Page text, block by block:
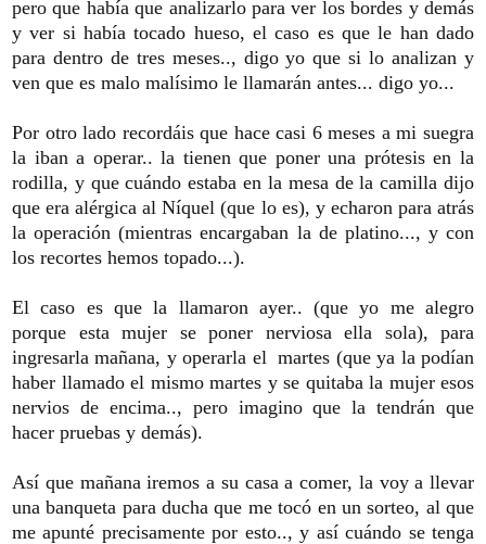
pero que había que analizarlo para ver los bordes y demás
y ver si había tocado hueso, el caso es que le han dado
para dentro de tres meses.., digo yo que si lo analizan y
ven que es malo malísimo le llamarán antes... digo yo...
Por otro lado recordáis que hace casi 6 meses a mi suegra
la iban a operar.. la tienen que poner una prótesis en la
rodilla, y que cuándo estaba en la mesa de la camilla dijo
que era alérgica al Níquel (que lo es), y echaron para atrás
la operación (mientras encargaban la de platino..., y con
los recortes hemos topado...).
El caso es que la llamaron ayer.. (que yo me alegro
porque esta mujer se poner nerviosa ella sola), para
ingresarla mañana, y operarla el martes (que ya la podían
haber llamado el mismo martes y se quitaba la mujer esos
nervios de encima.., pero imagino que la tendrán que
hacer pruebas y demás).
Así que mañana iremos a su casa a comer, la voy a llevar
una banqueta para ducha que me tocó en un sorteo, al que
me apunté precisamente por esto.., y así cuándo se tenga